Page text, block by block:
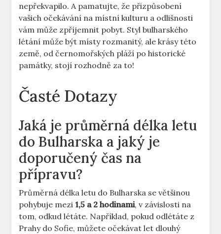
nepřekvapilo. A pamatujte, že přizpůsobení
vašich očekávání na místní kulturu a odlišnosti
vám může zpříjemnit pobyt. Styl bulharského
létání může být místy rozmanitý, ale krásy této
země, od černomořských pláží po historické
památky, stojí rozhodně za to!
Časté Dotazy
Jaká je průměrná délka letu
do Bulharska a jaký je
doporučený čas na
přípravu?
Průměrná délka letu do Bulharska se většinou
pohybuje mezi 1,5 a 2 hodinami, v závislosti na
tom, odkud létáte. Například, pokud odlétáte z
Prahy do Sofie, můžete očekávat let dlouhý